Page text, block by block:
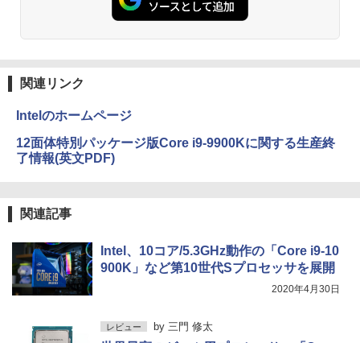
On My Road (Stadium ver.)
On My Road (Stadium ver.)
￥1,112
【Amazon.co.jp限定】 伊藤園 磨かれて、澄
みきった日本の水 2L 8本 ラベルレス [ ケース
] [ 水 ] [ ペットボトル ] [ 箱買い ] [ ストック
￥998
HUNTER×HUNTER モノクロ版 39 (ジャンプ
スーパーの裏でヤニ吸うふたり 9巻 (デジタル
版ビッグガンガンコミックス)
関連リンク
Intelのホームページ
12面体特別パッケージ版Core i9-9900Kに関する生産終
了情報(英文PDF)
関連記事
Intel、10コア/5.3GHz動作の「Core i9-10
900K」など第10世代Sプロセッサを展開
2020年4月30日
レビュー by 三門 修太